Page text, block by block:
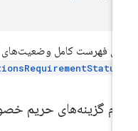
فهرست کامل وضعیت‌های
گزینه‌های حریم